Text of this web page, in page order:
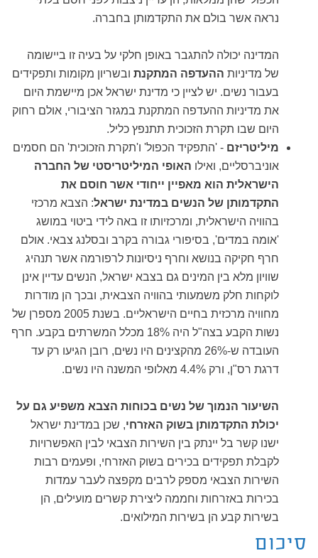
נראה אשר בולם את התקדמותן בחברה.
המדינה יכולה להתגבר באופן חלקי על בעיה זו ביישומה
של מדיניות ההעדפה המתקנת ובשריון מקומות ותפקידים
בעבור נשים. יש לציין כי מדינת ישראל אכן מיישמת היום
את מדיניות ההעדפה המתקנת במגזר הציבורי, אולם רחוק
היום שבו תקרת הזכוכית תתנפץ כליל.
מיליטריזם - 'התפקיד הכפול' ו'תקרת הזכוכית' הם חסמים
אוניברסליים, ואילו האופי המיליטריסטי של החברה
הישראלית הוא מאפיין ייחודי אשר חוסם את
התקדמותן של הנשים במדינת ישראל: הצבא מרכזי
בהוויה הישראלית, ומרכזיותו זו באה לידי ביטוי במושג
'אומה במדים', בסיפורי גבורה בקרב ובסלנג צבאי. אולם
חרף חקיקה בנושא וחרף ניסיונות לרפורמה אשר תנהיג
שוויון מלא בין המינים גם בצבא ישראל, הנשים עדיין אינן
לוקחות חלק משמעותי בהוויה הצבאית, ובכך הן מודרות
מחוויה מרכזית בחיים הישראליים. בשנת 2005 מספרן של
נשות הקבע בצה"ל היה 18% מכלל המשרתים בקבע. חרף
העובדה ש-26% מהקצינים היו נשים, רובן הגיעו רק עד
דרגת רס"ן, ורק 4.4% מאלופי המשנה היו נשים.
השיעור הנמוך של נשים בכוחות הצבא משפיע גם על
יכולת התקדמותן בשוק האזרחי, שכן במדינת ישראל
ישנו קשר בל יינתק בין השירות הצבאי לבין האפשרויות
לקבלת תפקידים בכירים בשוק האזרחי, ופעמים רבות
השירות הצבאי מספק לרבים מקפצה לעבר עמדות
בכירות באזרחות וחממה ליצירת קשרים מועילים, הן
בשירות קבע הן בשירות המילואים.
סיכום